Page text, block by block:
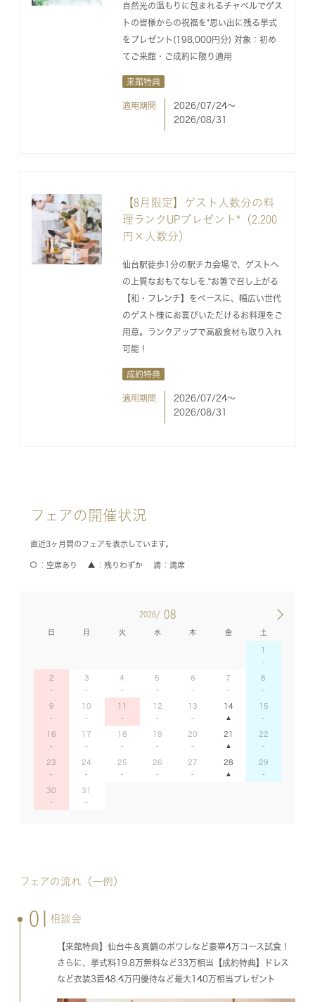
自然光の温もりに包まれるチャペルでゲス
トの皆様からの祝福を*思い出に残る挙式
をプレゼント(198,000円分) 対象：初め
てご来館・ご成約に限り適用
来館特典
適用期間
2026/07/24〜
2026/08/31
【8月限定】ゲスト人数分の料
理ランクUPプレゼント*（2,200
円×人数分）
仙台駅徒歩1分の駅チカ会場で、ゲストへ
の上質なおもてなしを.*お箸で召し上がる
【和・フレンチ】をベースに、幅広い世代
のゲスト様にお喜びいただけるお料理をご
用意。ランクアップで高級食材も取り入れ
可能！
成約特典
適用期間
2026/07/24〜
2026/08/31
フェアの開催状況
直近3ヶ月間のフェアを表示しています。
空席あり 残りわずか 満席
2026/ 08
日 月 火 水 木 金 土
1
2 3 4 5 6 7 8
9 10 11 12 13 14 15
16 17 18 19 20 21 22
23 24 25 26 27 28 29
30 31
フェアの流れ（一例）
01 相談会
【来館特典】仙台牛＆真鯛のポワレなど豪華4万コース試食！
さらに、挙式料19.8万無料など33万相当【成約特典】ドレス
など衣装3着48.4万円優待など最大140万相当プレゼント